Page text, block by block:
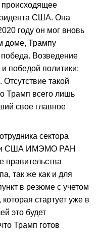
происходящее
США. Она
году он мог вновь
доме, Трампу
Возведение
победой политики:
такой
Трамп всего лишь
свое главное
сектора
США ИМЭМО РАН
правительства
так же как и для
в резюме с учетом
стартует уже в
это будет
Трамп готов